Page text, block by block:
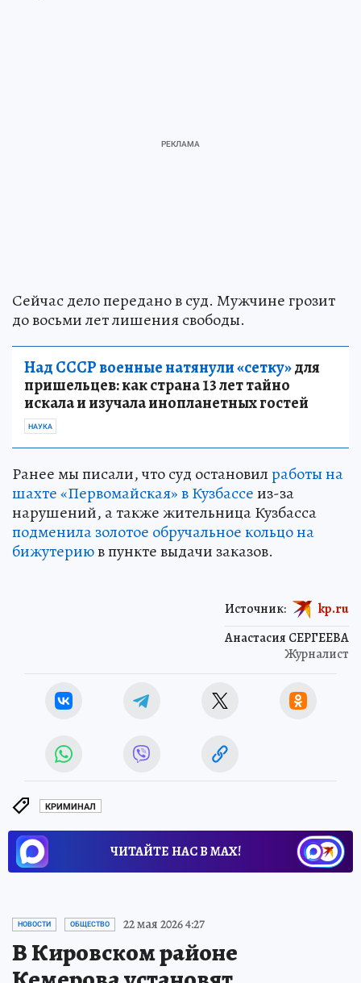
Сейчас дело передано в суд. Мужчине грозит
до восьми лет лишения свободы.
Над СССР военные натянули «сетку»для
пришельцев: как страна 13 лет тайно
искала и изучала инопланетных гостей
НАУКА
Ранее мы писали, что суд остановилработы на
шахте «Первомайская» в Кузбассеиз-за
нарушений, а также жительница Кузбасса
подменила золотое обручальное кольцо на
бижутериюв пункте выдачи заказов.
Анастасия СЕРГЕЕВА
Журналист
Источник: kp.ru
КРИМИНАЛ
ЧИТАЙТЕ НАС В МАХ!
НОВОСТИ ОБЩЕСТВО 22 мая 2026 4:27
В Кировском районе